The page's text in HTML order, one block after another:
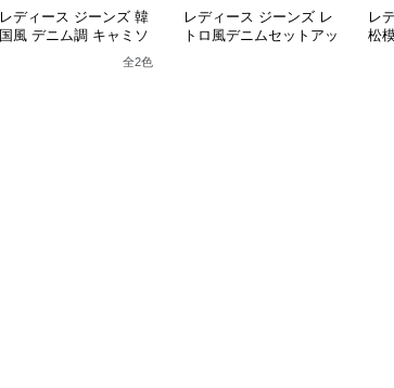
レディース ジーンズ 韓
国風 デニム調 キャミソ
ール×ワイドパンツ セッ
全2色
レディース ジーンズ レ
トロ風デニムセットアッ
レ
松